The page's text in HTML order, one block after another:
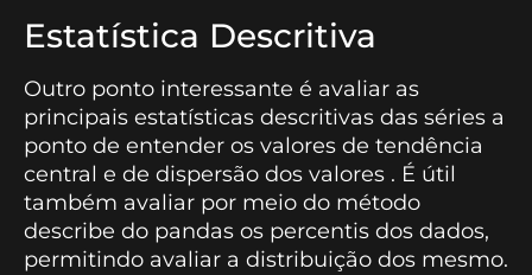
Estatística Descritiva
Outro ponto interessante é avaliar as
principais estatísticas descritivas das séries a
ponto de entender os valores de tendência
central e de dispersão dos valores . É útil
também avaliar por meio do método
describe do pandas os percentis dos dados,
permitindo avaliar a distribuição dos mesmo.